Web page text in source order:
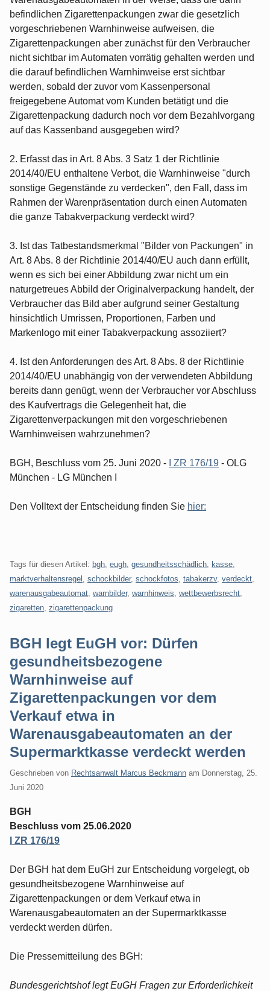
befindlichen Zigarettenpackungen zwar die gesetzlich
vorgeschriebenen Warnhinweise aufweisen, die
Zigarettenpackungen aber zunächst für den Verbraucher
nicht sichtbar im Automaten vorrätig gehalten werden und
die darauf befindlichen Warnhinweise erst sichtbar
werden, sobald der zuvor vom Kassenpersonal
freigegebene Automat vom Kunden betätigt und die
Zigarettenpackung dadurch noch vor dem Bezahlvorgang
auf das Kassenband ausgegeben wird?
2. Erfasst das in Art. 8 Abs. 3 Satz 1 der Richtlinie
2014/40/EU enthaltene Verbot, die Warnhinweise "durch
sonstige Gegenstände zu verdecken", den Fall, dass im
Rahmen der Warenpräsentation durch einen Automaten
die ganze Tabakverpackung verdeckt wird?
3. Ist das Tatbestandsmerkmal "Bilder von Packungen" in
Art. 8 Abs. 8 der Richtlinie 2014/40/EU auch dann erfüllt,
wenn es sich bei einer Abbildung zwar nicht um ein
naturgetreues Abbild der Originalverpackung handelt, der
Verbraucher das Bild aber aufgrund seiner Gestaltung
hinsichtlich Umrissen, Proportionen, Farben und
Markenlogo mit einer Tabakverpackung assoziiert?
4. Ist den Anforderungen des Art. 8 Abs. 8 der Richtlinie
2014/40/EU unabhängig von der verwendeten Abbildung
bereits dann genügt, wenn der Verbraucher vor Abschluss
des Kaufvertrags die Gelegenheit hat, die
Zigarettenverpackungen mit den vorgeschriebenen
Warnhinweisen wahrzunehmen?
BGH, Beschluss vom 25. Juni 2020 - I ZR 176/19 - OLG
München - LG München I
Den Volltext der Entscheidung finden Sie hier:
Tags für diesen Artikel: bgh eugh gesundheitsschädlich kasse
marktverhaltensregel
schockbilder, schockfotos tabakerzv, verdeckt
warenausgabeautomat warnbilder, warnhinweis wettbewerbsrecht
zigaretten zigarettenpackung
BGH legt EuGH vor: Dürfen
gesundheitsbezogene
Warnhinweise auf
Zigarettenpackungen vor dem
Verkauf etwa in
Warenausgabeautomaten an der
Supermarktkasse verdeckt werden
Geschrieben von Rechtsanwalt Marcus Beckmann am Donnerstag, 25.
Juni 2020
BGH
Beschluss vom 25.06.2020
I ZR 176/19
Der BGH hat dem EuGH zur Entscheidung vorgelegt, ob
gesundheitsbezogene Warnhinweise auf
Zigarettenpackungen or dem Verkauf etwa in
Warenausgabeautomaten an der Supermarktkasse
verdeckt werden dürfen.
Die Pressemitteilung des BGH:
Bundesgerichtshof legt EuGH Fragen zur Erforderlichkeit